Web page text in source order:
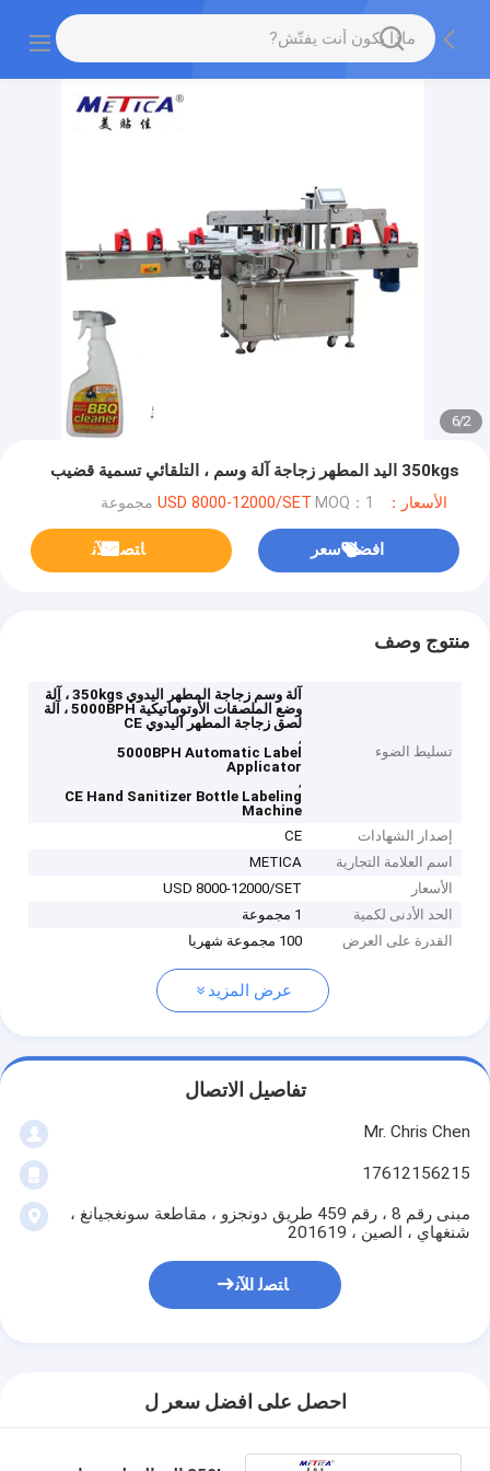
2
/
6
350kgs اليد المطهر زجاجة آلة وسم ، التلقائي تسمية قضيب
الأسعار：USD 8000-12000/SET MOQ：1 مجموعة
افضل سعر ﺎﺘﺼﻟ ﺍﻶﻧ
منتوج وصف
تسليط الضوء
آلة وسم زجاجة المطهر اليدوي 350kgs ، آلة
وضع الملصقات الأوتوماتيكية 5000BPH ، آلة
لصق زجاجة المطهر اليدوي CE
,
5000BPH Automatic Label
Applicator
,
CE Hand Sanitizer Bottle Labeling
Machine
إصدار الشهادات
CE
اسم العلامة التجارية
METICA
الأسعار
USD 8000-12000/SET
الحد الأدنى لكمية
1 مجموعة
القدرة على العرض
100 مجموعة شهريا
عرض المزيد
تفاصيل الاتصال
Mr. Chris Chen
17612156215
مبنى رقم 8 ، رقم 459 طريق دونجزو ، مقاطعة سونغجيانغ ،
شنغهاي ، الصين ، 201619
ﺎﺘﺼﻟ ﺍﻶﻧ
احصل على افضل سعر ل